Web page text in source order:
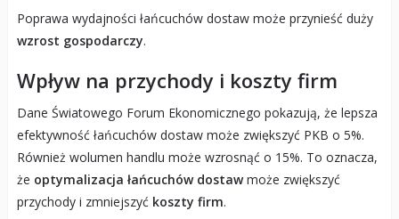
Poprawa wydajności łańcuchów dostaw może przynieść duży
wzrost gospodarczy.
Wpływ na przychody i koszty firm
Dane Światowego Forum Ekonomicznego pokazują, że lepsza
efektywność łańcuchów dostaw może zwiększyć PKB o 5%.
Również wolumen handlu może wzrosnąć o 15%. To oznacza,
że optymalizacja łańcuchów dostawmoże zwiększyć
przychody i zmniejszyć koszty firm.